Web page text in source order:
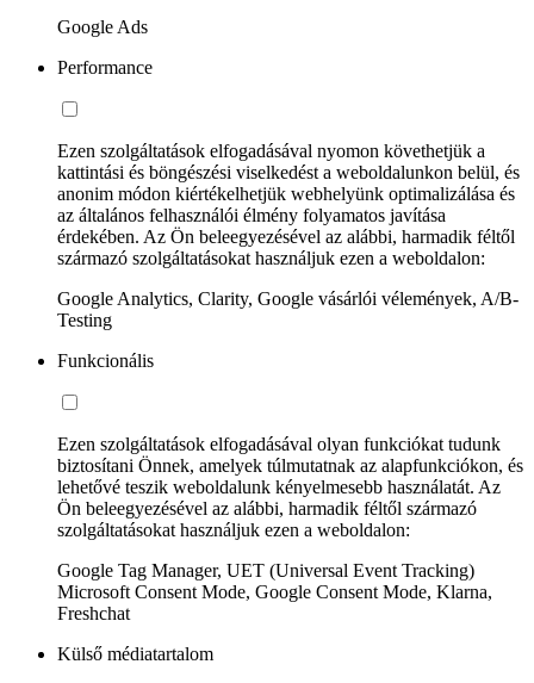
Google Ads
Performance
Ezen szolgáltatások elfogadásával nyomon követhetjük a
kattintási és böngészési viselkedést a weboldalunkon belül, és
anonim módon kiértékelhetjük webhelyünk optimalizálása és
az általános felhasználói élmény folyamatos javítása
érdekében. Az Ön beleegyezésével az alábbi, harmadik féltől
származó szolgáltatásokat használjuk ezen a weboldalon:
Google Analytics, Clarity, Google vásárlói vélemények, A/B-
Testing
Funkcionális
Ezen szolgáltatások elfogadásával olyan funkciókat tudunk
biztosítani Önnek, amelyek túlmutatnak az alapfunkciókon, és
lehetővé teszik weboldalunk kényelmesebb használatát. Az
Ön beleegyezésével az alábbi, harmadik féltől származó
szolgáltatásokat használjuk ezen a weboldalon:
Google Tag Manager, UET (Universal Event Tracking)
Microsoft Consent Mode, Google Consent Mode, Klarna,
Freshchat
Külső médiatartalom